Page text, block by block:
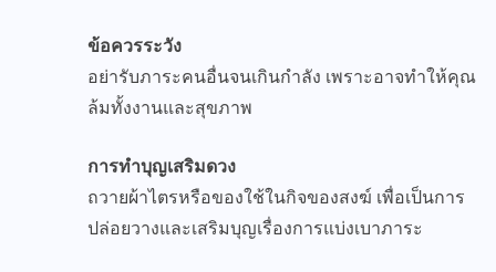
ข้อควรระวัง
อย่ารับภาระคนอื่นจนเกินกำลัง เพราะอาจทำให้คุณ
ล้มทั้งงานและสุขภาพ
การทำบุญเสริมดวง
ถวายผ้าไตรหรือของใช้ในกิจของสงฆ์ เพื่อเป็นการ
ปล่อยวางและเสริมบุญเรื่องการแบ่งเบาภาระ